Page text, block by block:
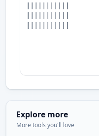
Explore more
More tools you'll love